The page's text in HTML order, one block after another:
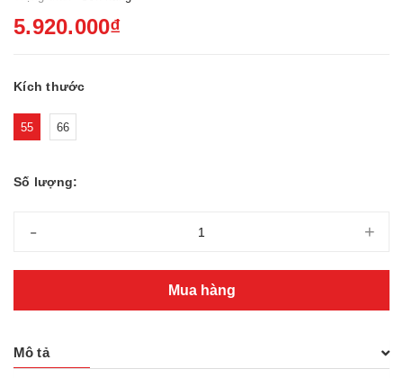
5.920.000₫
Kích thước
55 66
Số lượng:
- +
Mua hàng
Mô tả